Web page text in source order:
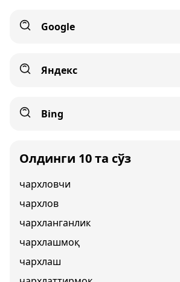
Google
Яндекс
Bing
Олдинги 10 та сўз
чархловчи
чархлов
чархланганлик
чархлашмоқ
чархлаш